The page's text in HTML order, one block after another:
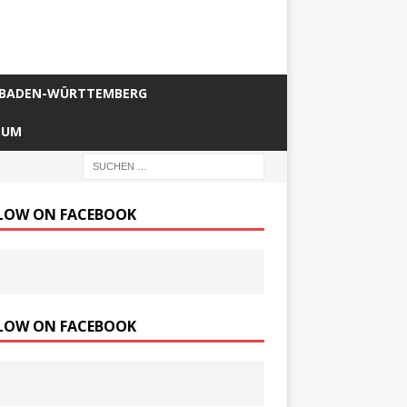
BADEN-WÜRTTEMBERG
ON FACEBOOK
ON FACEBOOK